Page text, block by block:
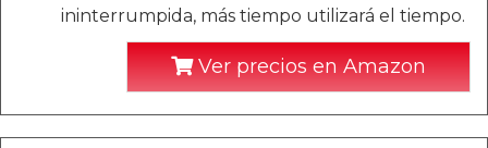
ininterrumpida, más tiempo utilizará el tiempo.
Ver precios en Amazon